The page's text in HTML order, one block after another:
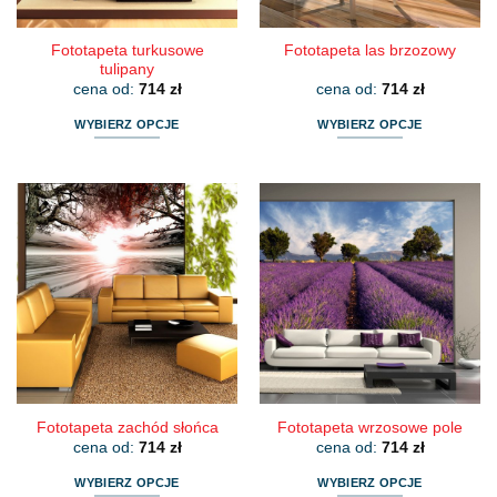
Fototapeta turkusowe
tulipany
cena od: 714 zł
WYBIERZ OPCJE
ma
wiele
wariantów.
Opcje
można
wybrać
na
stronie
produktu
Fototapeta las brzozowy
cena od: 714 zł
WYBIERZ OPCJE
ma
wiele
wariantów.
Opcje
można
wybrać
na
stronie
produktu
Fototapeta zachód słońca
cena od: 714 zł
WYBIERZ OPCJE
Fototapeta wrzosowe pole
cena od: 714 zł
WYBIERZ OPCJE